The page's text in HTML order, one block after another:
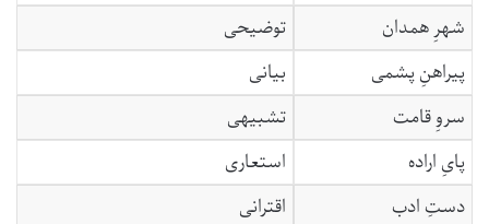
شهرِ همدان
توضیحی
پیراهنِ پشمی
بیانی
سروِ قامت
تشبیهی
پایِ اراده
استعاری
دستِ ادب
اقترانی